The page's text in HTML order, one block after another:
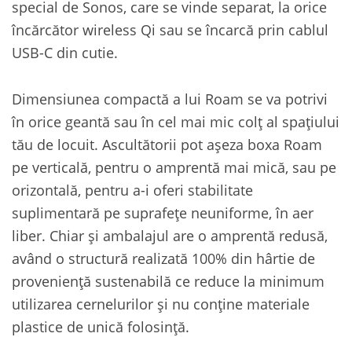
special de Sonos, care se vinde separat, la orice
încărcător wireless Qi sau se încarcă prin cablul
USB-C din cutie.
Dimensiunea compactă a lui Roam se va potrivi
în orice geantă sau în cel mai mic colț al spațiului
tău de locuit. Ascultătorii pot așeza boxa Roam
pe verticală, pentru o amprentă mai mică, sau pe
orizontală, pentru a-i oferi stabilitate
suplimentară pe suprafețe neuniforme, în aer
liber. Chiar și ambalajul are o amprentă redusă,
având o structură realizată 100% din hârtie de
proveniență sustenabilă ce reduce la minimum
utilizarea cernelurilor și nu conține materiale
plastice de unică folosință.